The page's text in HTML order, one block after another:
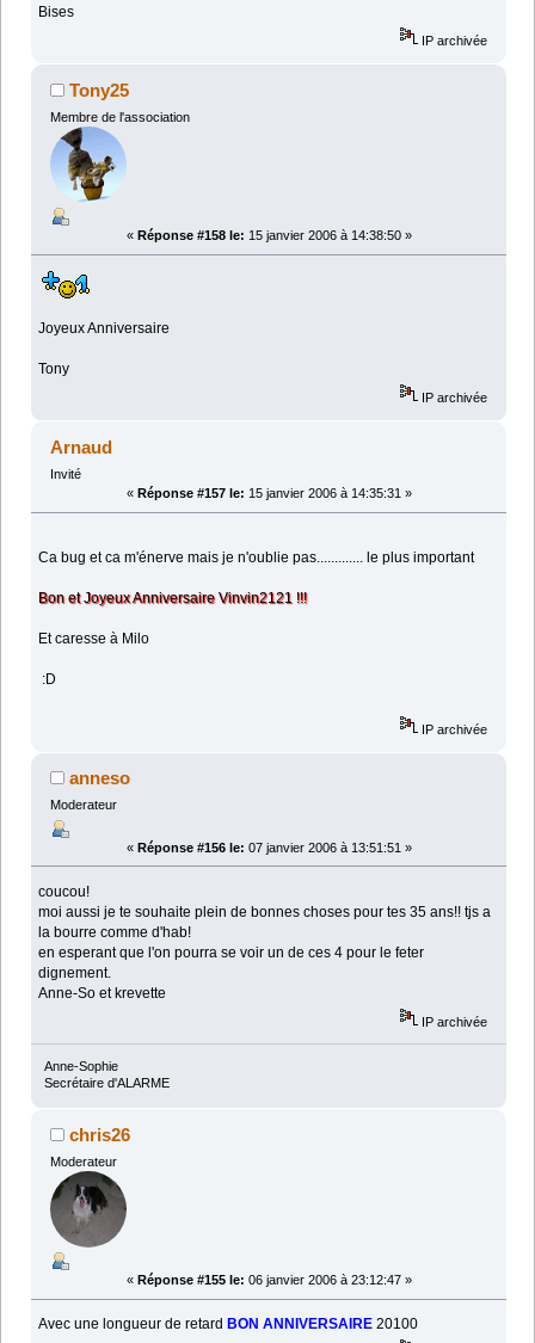
Bises
IP archivée
Tony25
Membre de l'association
« Réponse #158 le: 15 janvier 2006 à 14:38:50 »
Joyeux Anniversaire
Tony
IP archivée
Arnaud
Invité
« Réponse #157 le: 15 janvier 2006 à 14:35:31 »
Ca bug et ca m'énerve mais je n'oublie pas............. le plus important
Bon et Joyeux Anniversaire Vinvin2121 !!!
Et caresse à Milo
:D
IP archivée
anneso
Moderateur
« Réponse #156 le: 07 janvier 2006 à 13:51:51 »
coucou!
moi aussi je te souhaite plein de bonnes choses pour tes 35 ans!! tjs a
la bourre comme d'hab!
en esperant que l'on pourra se voir un de ces 4 pour le feter
dignement.
Anne-So et krevette
IP archivée
Anne-Sophie
Secrétaire d'ALARME
chris26
Moderateur
« Réponse #155 le: 06 janvier 2006 à 23:12:47 »
Avec une longueur de retard BON ANNIVERSAIRE20100